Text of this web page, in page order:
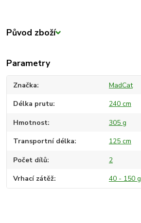
Původ zboží
Parametry
Značka MadCat
Délka prutu 240 cm
Hmotnost 305 g
Transportní délka 125 cm
Počet dílů 2
Vrhací zátěž 40 - 150 g